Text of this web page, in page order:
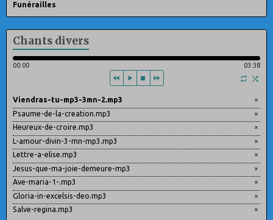
Funérailles
Chants divers
00:00 03:38
×
Viendras-tu-mp3-3mn-2.mp3
×
Psaume-de-la-creation.mp3
×
Heureux-de-croire.mp3
×
L-amour-divin-3-mn-mp3.mp3
×
Lettre-a-elise.mp3
×
Jesus-que-ma-joie-demeure-mp3
×
Ave-maria-1-.mp3
×
Gloria-in-excelsis-deo.mp3
×
Salve-regina.mp3